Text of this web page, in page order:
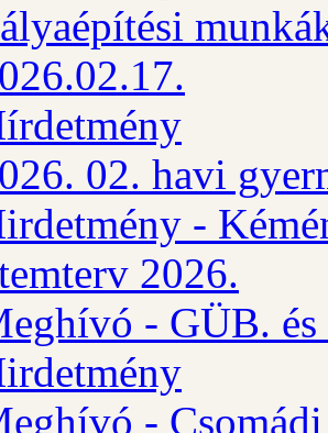
02. havi
-
2026.
- GÜB.
-